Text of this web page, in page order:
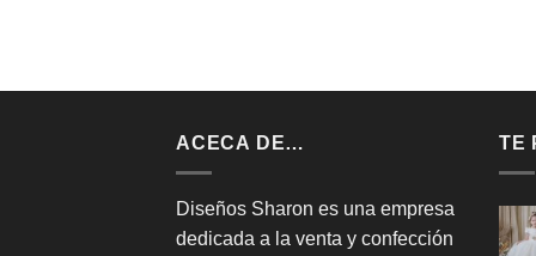
ACECA DE…
Diseños Sharon es una empresa
dedicada a la venta y confección
TE